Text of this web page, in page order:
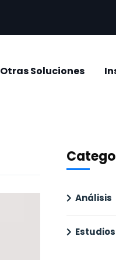
Otras Soluciones
Análisis
Estudios